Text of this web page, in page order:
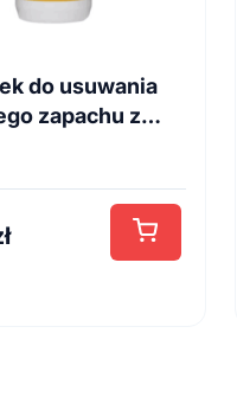
do usuwania
zapachu z